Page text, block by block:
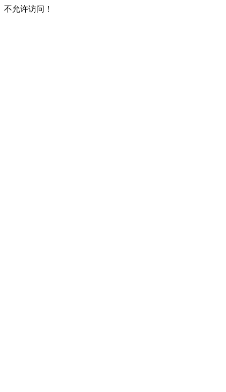
不允许访问！